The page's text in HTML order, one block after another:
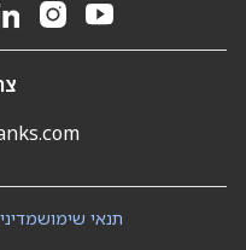
תנאי שימוש